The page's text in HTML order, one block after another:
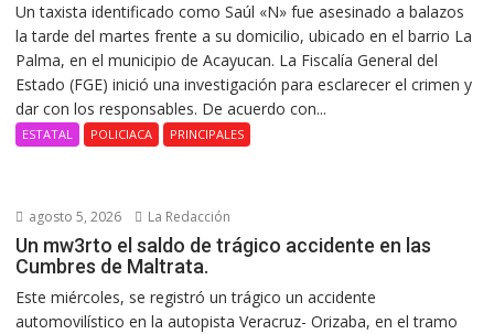
Un taxista identificado como Saúl «N» fue asesinado a balazos
la tarde del martes frente a su domicilio, ubicado en el barrio La
Palma, en el municipio de Acayucan. La Fiscalía General del
Estado (FGE) inició una investigación para esclarecer el crimen y
dar con los responsables. De acuerdo con...
ESTATAL POLICIACA PRINCIPALES
agosto 5, 2026 La Redacción
Un mw3rto el saldo de trágico accidente en las
Cumbres de Maltrata.
Este miércoles, se registró un trágico un accidente
automovilístico en la autopista Veracruz- Orizaba, en el tramo